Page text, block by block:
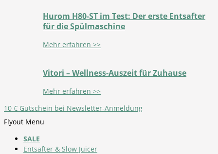
Hurom H80-ST im Test: Der erste Entsafter
für die Spülmaschine
Mehr erfahren >>
Vitori – Wellness-Auszeit für Zuhause
Mehr erfahren >>
10 € Gutschein bei Newsletter-Anmeldung
Flyout Menu
SALE
Entsafter & Slow Juicer